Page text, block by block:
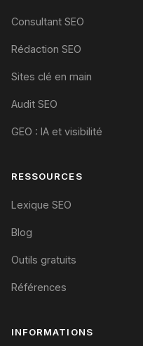
Consultant SEO
Rédaction SEO
Sites clé en main
Audit SEO
GEO : IA et visibilité
RESSOURCES
Lexique SEO
Blog
Outils gratuits
Références
INFORMATIONS